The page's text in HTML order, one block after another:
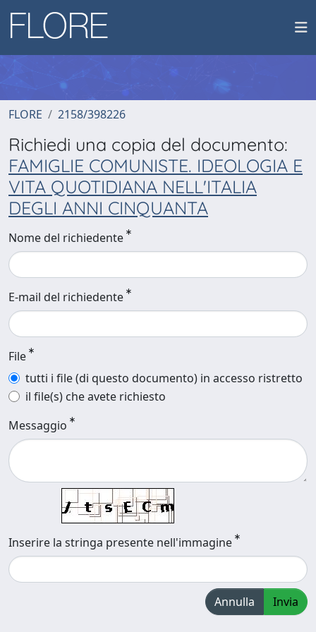
FLORE 2158/398226
Richiedi una copia del documento:
FAMIGLIE COMUNISTE. IDEOLOGIA E
VITA QUOTIDIANA NELL'ITALIA
DEGLI ANNI CINQUANTA
Nome del richiedente
E-mail del richiedente
File
tutti i file (di questo documento) in accesso ristretto
il file(s) che avete richiesto
Messaggio
Inserire la stringa presente nell'immagine
Annulla Invia